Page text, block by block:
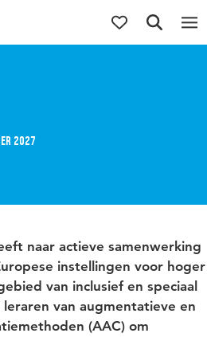
2027
naar actieve samenwerking
instellingen voor hoger
van inclusief en speciaal
van augmentatieve en
(AAC) om